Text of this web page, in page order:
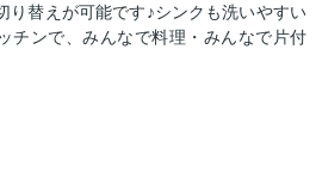
り替えが可能です♪シンクも洗いやすい
チンで、みんなで料理・みんなで片付